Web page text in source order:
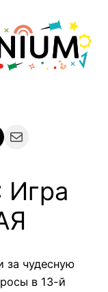
Mail
за чудесную
в 13-й